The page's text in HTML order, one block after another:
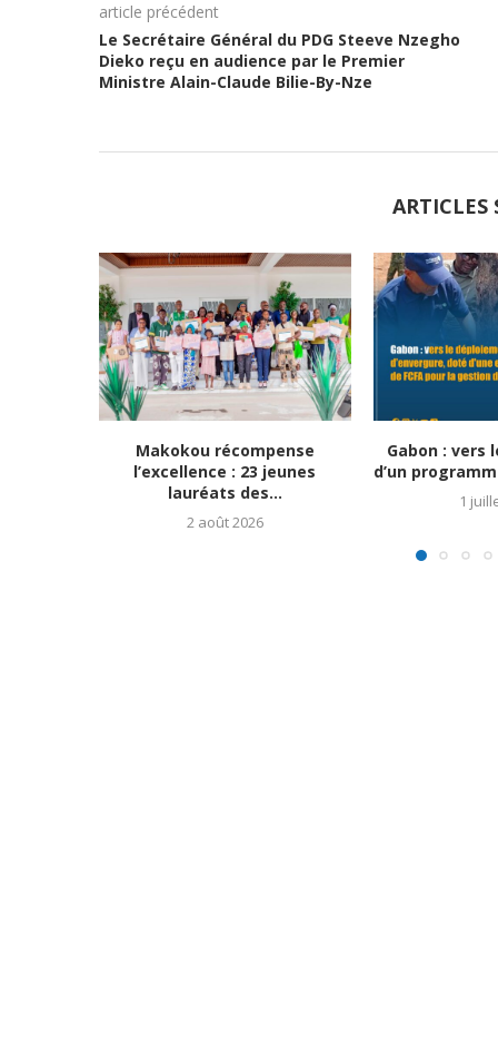
article précédent
Le Secrétaire Général du PDG Steeve Nzegho
Dieko reçu en audience par le Premier
Ministre Alain-Claude Bilie-By-Nze
ARTICLES
Makokou récompense
l’excellence : 23 jeunes
lauréats des...
2 août 2026
Gabon : vers
d’un
1